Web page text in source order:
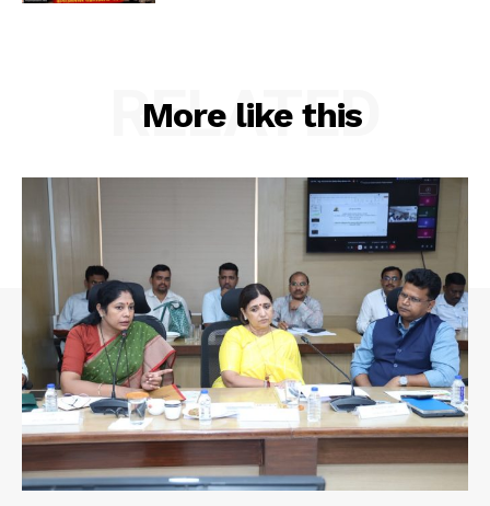
More like this
RELATED